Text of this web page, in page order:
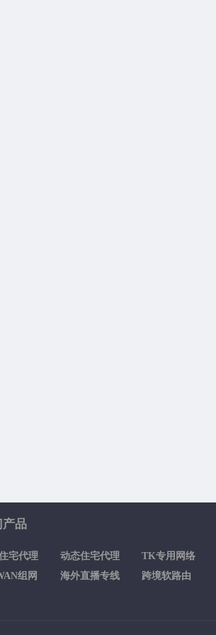
产品
宅代理 动态住宅代理
TK专用网络
组网
海外直播专线 跨境软路由